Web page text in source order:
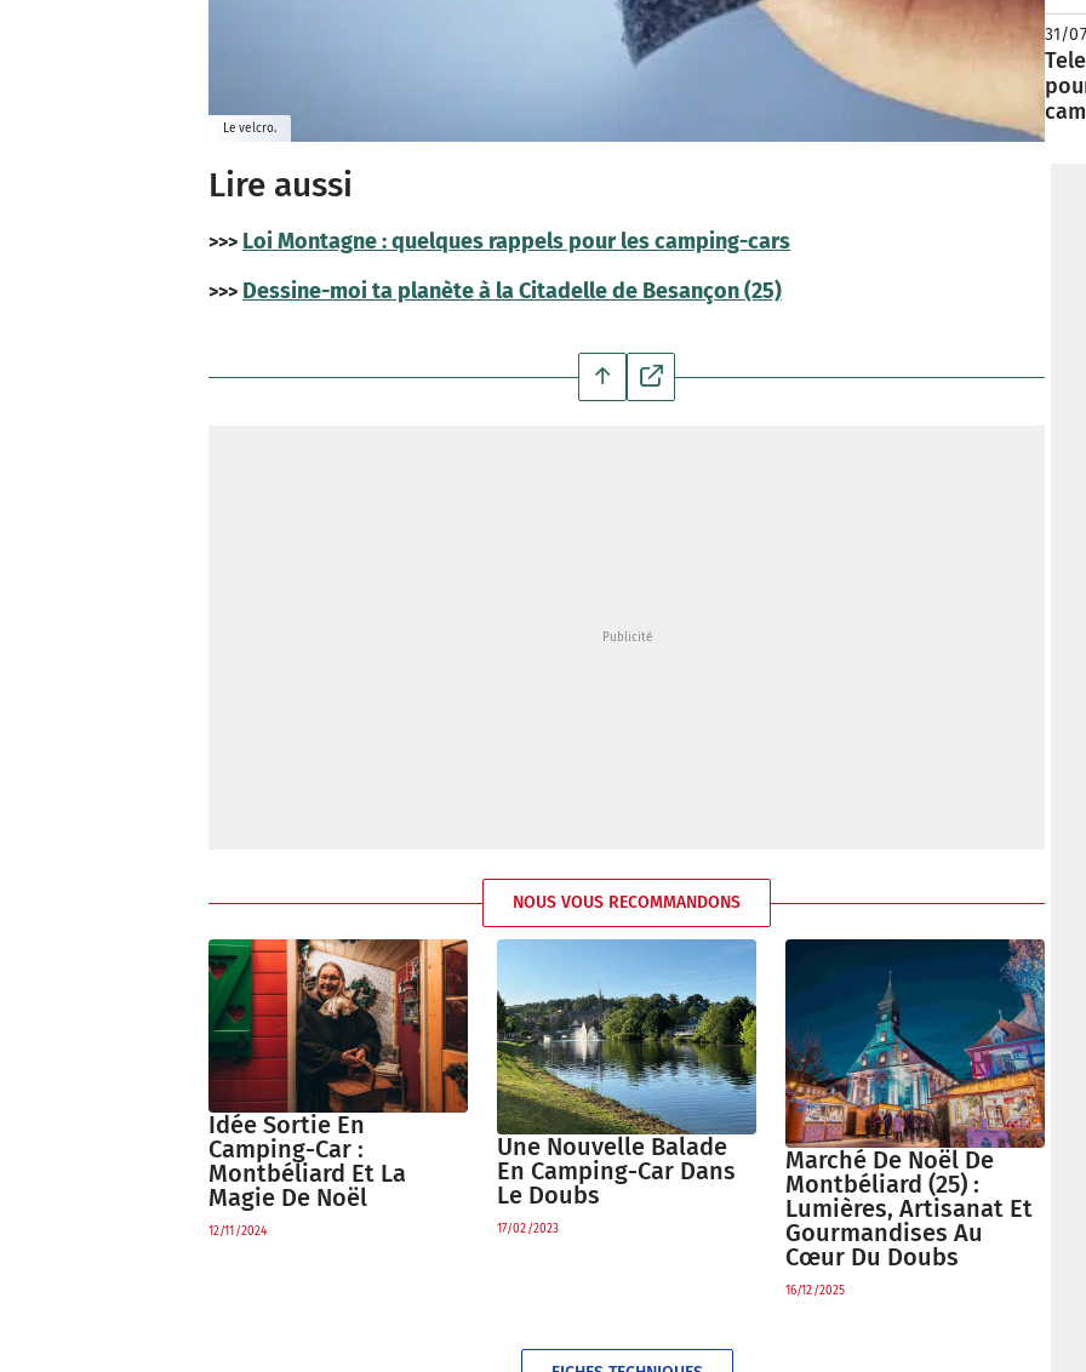
Le velcro.
Lire aussi
>>> Loi Montagne : quelques rappels pour les camping-cars
>>> Dessine-moi ta planète à la Citadelle de Besançon (25)
NOUS VOUS RECOMMANDONS
Idée Sortie En
Camping-Car :
Montbéliard Et La
Magie De Noël
12/11/2024
Une Nouvelle Balade
En Camping-Car Dans
Le Doubs
17/02/2023
Marché De Noël De
Montbéliard (25) :
Lumières, Artisanat Et
Gourmandises Au
Cœur Du Doubs
16/12/2025
31/